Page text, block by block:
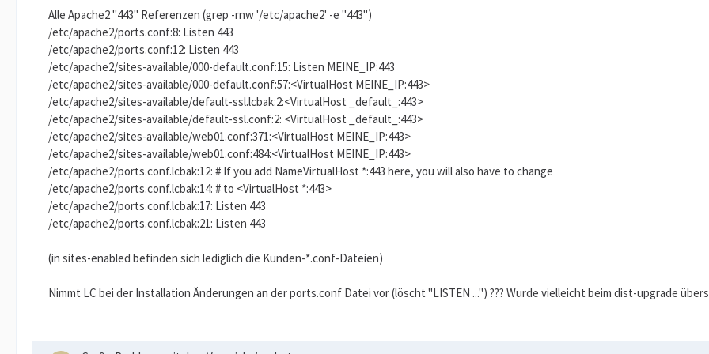
Alle Apache2 "443" Referenzen (grep -rnw '/etc/apache2' -e "443")
/etc/apache2/ports.conf:8: Listen 443
/etc/apache2/ports.conf:12: Listen 443
/etc/apache2/sites-available/000-default.conf:15: Listen MEINE_IP:443
/etc/apache2/sites-available/000-default.conf:57:<VirtualHost MEINE_IP:443>
/etc/apache2/sites-available/default-ssl.lcbak:2:<VirtualHost _default_:443>
/etc/apache2/sites-available/default-ssl.conf:2: <VirtualHost _default_:443>
/etc/apache2/sites-available/web01.conf:371:<VirtualHost MEINE_IP:443>
/etc/apache2/sites-available/web01.conf:484:<VirtualHost MEINE_IP:443>
/etc/apache2/ports.conf.lcbak:12: # If you add NameVirtualHost *:443 here, you will also have to change
/etc/apache2/ports.conf.lcbak:14: # to <VirtualHost *:443>
/etc/apache2/ports.conf.lcbak:17: Listen 443
/etc/apache2/ports.conf.lcbak:21: Listen 443
(in sites-enabled befinden sich lediglich die Kunden-*.conf-Dateien)
Nimmt LC bei der Installation Änderungen an der ports.conf Datei vor (löscht "LISTEN ...") ??? Wurde vielleicht beim dist-upgrade